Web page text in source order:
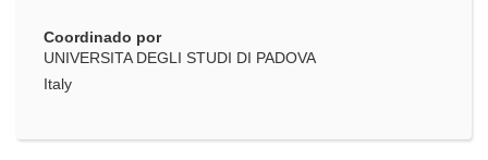
Coordinado por
UNIVERSITA DEGLI STUDI DI PADOVA
Italy